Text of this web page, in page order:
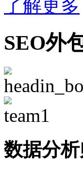
了解更多
SEO外
数据分